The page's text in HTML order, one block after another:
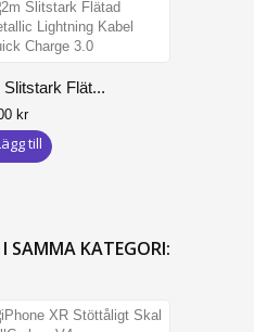
Slitstark Flät...
kr
till
SAMMA KATEGORI: